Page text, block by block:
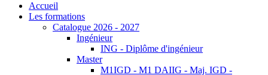
Accueil
Les formations
Catalogue 2026 - 2027
Ingénieur
ING - Diplôme d'ingénieur
Master
M1IGD - M1 DAIIG - Maj. IGD -